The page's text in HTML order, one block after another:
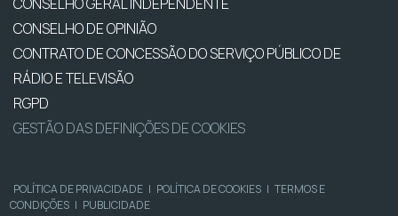
CONSELHO DE OPINIÃO
CONTRATO DE CONCESSÃO DO SERVIÇO PÚBLICO DE
RÁDIO E TELEVISÃO
RGPD
GESTÃO DAS DEFINIÇÕES DE COOKIES
POLÍTICA DE PRIVACIDADE | POLÍTICA DE COOKIES | TERMOS E
CONDIÇÕES | PUBLICIDADE